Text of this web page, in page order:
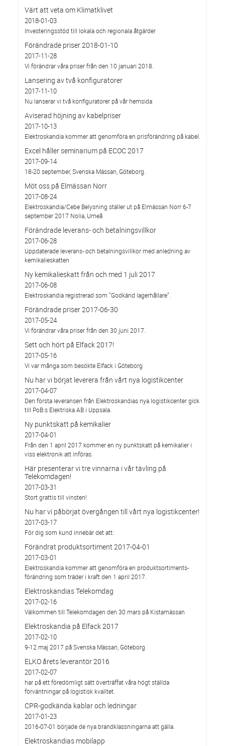
Värt att veta om Klimatklivet
2018-01-03
Investeringsstöd till lokala och regionala åtgärder
Förändrade priser 2018-01-10
2017-11-28
Vi förändrar våra priser från den 10 januari 2018.
Lansering av två konfiguratorer
2017-11-10
Nu lanserar vi två konfiguratorer på vår hemsida
Aviserad höjning av kabelpriser
2017-10-13
Elektroskandia kommer att genomföra en prisförändring på kabel.
Excel håller seminarium på ECOC 2017
2017-09-14
18-20 september, Svenska Mässan, Göteborg.
Möt oss på Elmässan Norr
2017-08-24
Elektroskandia/Cebe Belysning ställer ut på Elmässan Norr 6-7
september 2017 Nolia, Umeå
Förändrade leverans- och betalningsvillkor
2017-06-28
Uppdaterade leverans- och betalningsvillkor med anledning av
kemikalieskatten
Ny kemikalieskatt från och med 1 juli 2017
2017-06-08
Elektroskandia registrerad som ”Godkänd lagerhållare”.
Förändrade priser 2017-06-30
2017-05-24
Vi förändrar våra priser från den 30 juni 2017.
Sett och hört på Elfack 2017!
2017-05-16
Vi var många som besökte Elfack i Göteborg
Nu har vi börjat leverera från vårt nya logistikcenter
2017-04-07
Den första leveransen från Elektroskandias nya logistikcenter gick
till PoB:s Elektriska AB i Uppsala.
Ny punktskatt på kemikalier
2017-04-01
Från den 1 april 2017 kommer en ny punktskatt på kemikalier i
viss elektronik att införas.
Här presenterar vi tre vinnarna i vår tävling på
Telekomdagen!
2017-03-31
Stort grattis till vinsten!
Nu har vi påbörjat övergången till vårt nya logistikcenter!
2017-03-17
För dig som kund innebär det att:
Förändrat produktsortiment 2017-04-01
2017-03-01
Elektroskandia kommer att genomföra en produktsortiments-
förändring som träder i kraft den 1 april 2017.
Elektroskandias Telekomdag
2017-02-16
Välkommen till Telekomdagen den 30 mars på Kistamässan
Elektroskandia på Elfack 2017
2017-02-10
9-12 maj 2017 på Svenska Mässan, Göteborg
ELKO årets leverantör 2016
2017-02-07
har på ett föredömligt sätt överträffat våra högt ställda
förväntningar på logistisk kvalitet.
CPR-godkända kablar och ledningar
2017-01-23
2016-07-01 började de nya brandklassningarna att gälla.
Elektroskandias mobilapp